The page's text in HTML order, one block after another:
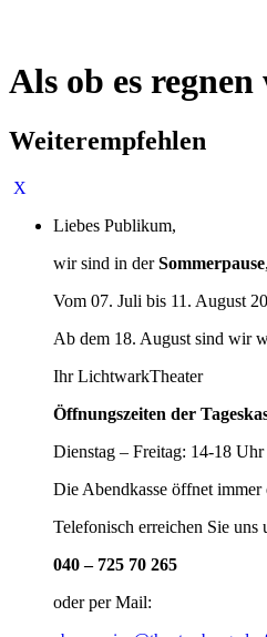
Als ob es
Weiterempfehlen
Liebes Publikum,
wir sind in derSommerpause
Vom 07. Juli bis 11. August
Ab dem 18. August sind wir
Ihr LichtwarkTheater
Öffnungszeiten der
Dienstag – Freitag: 14-18 Uhr
Die Abendkasse öffnet
Telefonisch erreichen Sie uns
040 – 725 70 265
oder per Mail: